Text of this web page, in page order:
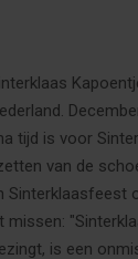
tijd is voor
van de
Sinterklaasfeest
missen:
is een